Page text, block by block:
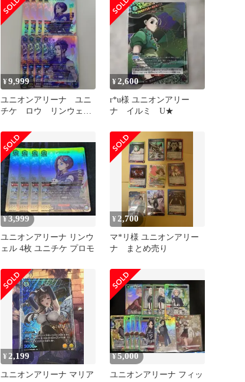
¥9,999
ユニオンアリーナ ユニ
チケ ロウ リンウェ
¥2,600
r*u様 ユニオンアリー
ナ イルミ U★
¥3,999
ユニオンアリーナ リンウ
ェル 4枚 ユニチケ プロモ
¥ 2,700
マ*リ様 ユニオンアリー
ナ まとめ売り
¥ 2,199
ユニオンアリーナ マリア
¥5,000
ユニオンアリーナ フィッ